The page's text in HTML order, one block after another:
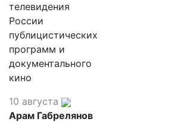
телевидения
России
публицистических
программ и
документального
кино
10 августа
Арам Габрелянов